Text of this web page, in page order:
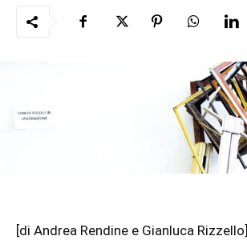
[di Andrea Rendine e Gianluca Rizzello]